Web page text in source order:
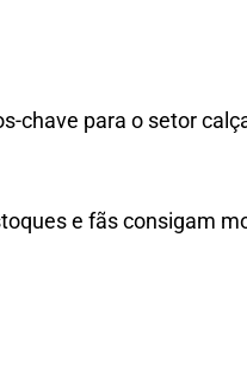
chave para o setor
e fãs consigam